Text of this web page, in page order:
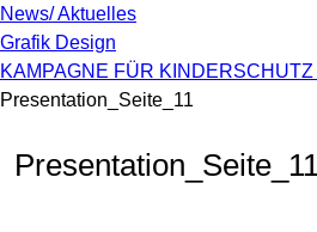
News/ Aktuelles
Grafik Design
KAMPAGNE FÜR KINDERSCHUTZ
Presentation_Seite_11